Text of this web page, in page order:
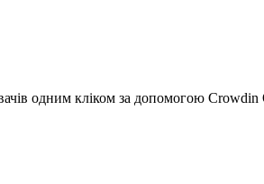
одним кліком за допомогою